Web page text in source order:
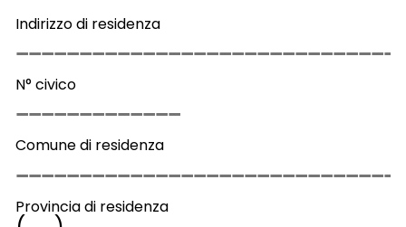
Indirizzo di residenza
N° civico
Comune di residenza
Provincia di residenza